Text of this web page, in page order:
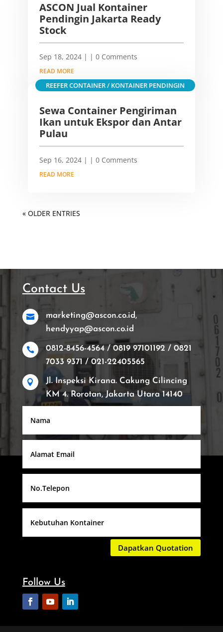
ASCON Jual Kontainer
Pendingin Jakarta Ready
Stock
Sep 18, 2024| | 0 Comments
READ MORE
Sewa Container Pengiriman
Ikan untuk Ekspor dan Antar
Pulau
Sep 16, 2024|
REEFER CONTAINER / KONTAINER PENDINGIN
| 0 Comments
READ MORE
« OLDER ENTRIES
Contact Us

marketing@ascon.co.id,
hendyyap@ascon.co.id

0812-8456-4564 / 0819 97101192 / 0821
7033 9371 / 021-22405565

Jl. Inspeksi Kirana. Cakung Cilincing
KM 4. Rorotan, Jakarta Utara 14140
Dapatkan Quotation
Follow Us